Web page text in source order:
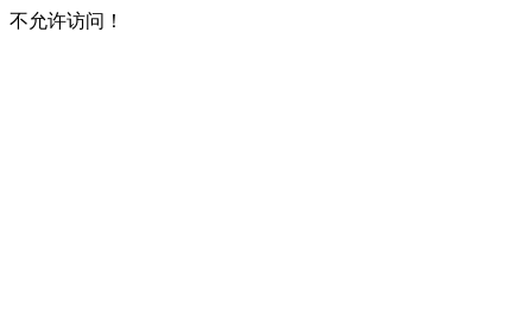
不允许访问！